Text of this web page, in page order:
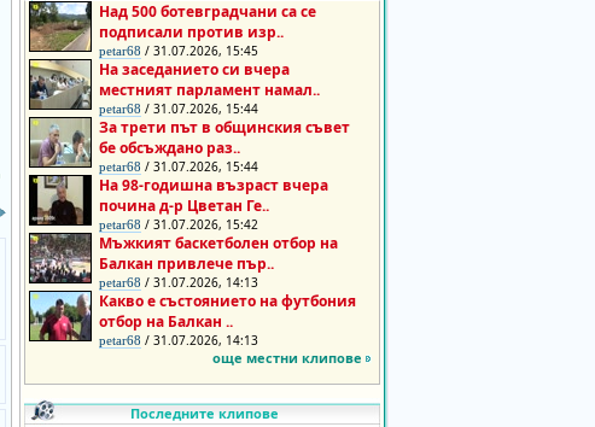
Над 500 ботевградчани са се
подписали против изр..
petar68 / 31.07.2026, 15:45
На заседанието си вчера
местният парламент намал..
petar68 / 31.07.2026, 15:44
За трети път в общинския съвет
бе обсъждано раз..
petar68 / 31.07.2026, 15:44
На 98-годишна възраст вчера
почина д-р Цветан Ге..
petar68 / 31.07.2026, 15:42
Мъжкият баскетболен отбор на
Балкан привлече пър..
petar68 / 31.07.2026, 14:13
Какво е състоянието на футбония
отбор на Балкан ..
petar68 / 31.07.2026, 14:13
още местни клипове
Последните клипове